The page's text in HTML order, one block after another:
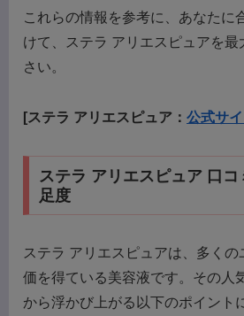
これらの情報を参考に、あなたに
けて、ステラ アリエスピュアを
さい。
[ステラ アリエスピュア： 公式サイ
ステラ アリエスピュア 口
足度
ステラ アリエスピュアは、多く
価を得ている美容液です。その人
から浮かび上がる以下のポイント